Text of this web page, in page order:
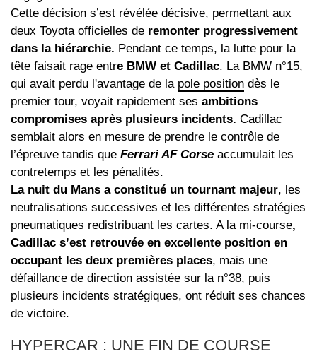
Cette décision s’est révélée décisive, permettant aux
deux Toyota officielles de remonter progressivement
dans la hiérarchie. Pendant ce temps, la lutte pour la
tête faisait rage entre BMW et Cadillac. La BMW n°15,
qui avait perdu l'avantage de la pole position dès le
premier tour, voyait rapidement ses ambitions
compromises après plusieurs incidents. Cadillac
semblait alors en mesure de prendre le contrôle de
l’épreuve tandis que Ferrari AF Corse accumulait les
contretemps et les pénalités.
La nuit du Mans a constitué un tournant majeur, les
neutralisations successives et les différentes stratégies
pneumatiques redistribuant les cartes. A la mi-course,
Cadillac s’est retrouvée en excellente position en
occupant les deux premières places, mais une
défaillance de direction assistée sur la n°38, puis
plusieurs incidents stratégiques, ont réduit ses chances
de victoire.
HYPERCAR : UNE FIN DE COURSE